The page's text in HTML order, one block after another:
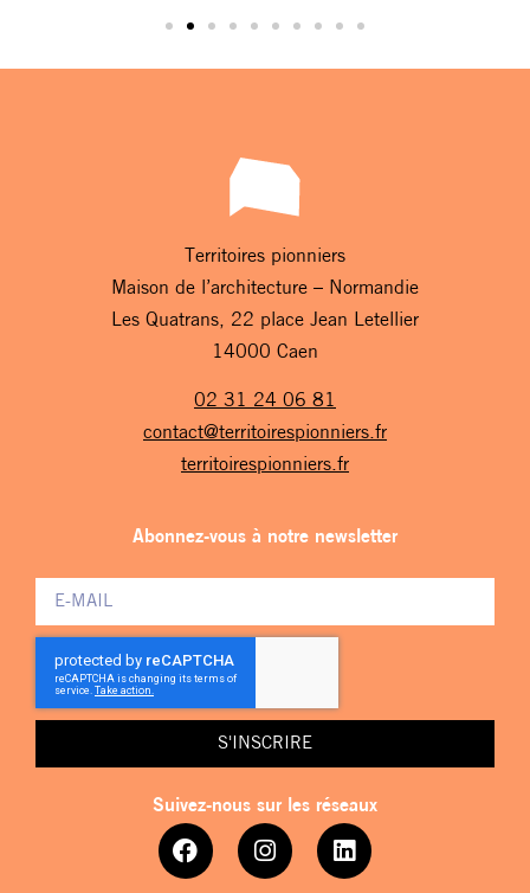
Territoires pionniers
Maison de l’architecture – Normandie
Les Quatrans, 22 place Jean Letellier
14000 Caen
02 31 24 06 81
contact@territoirespionniers.fr
territoirespionniers.fr
Abonnez-vous à notre newsletter
S'INSCRIRE
Suivez-nous sur les réseaux